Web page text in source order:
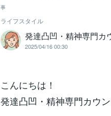
事
ライフスタイル
発達凸凹・精神専門カ
2025/04/16 00:30
こんにちは！
発達凸凹・精神専門カウ